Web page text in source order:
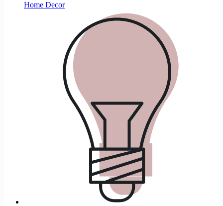
Home Decor